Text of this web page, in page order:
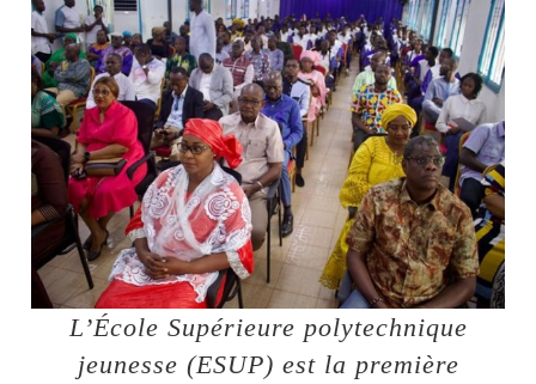
L’École Supérieure polytechnique
jeunesse (ESUP) est la première